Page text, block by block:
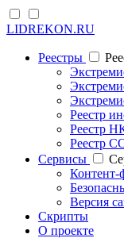
LIDREKON.RU
Реестры
Реестр
Реестр
Реестр
Cервисы
Контент-
Версия
Скрипты
О проекте